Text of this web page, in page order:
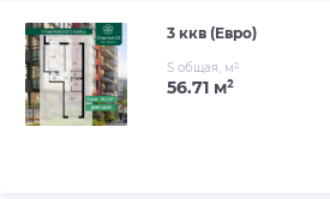
3 ккв (Евро)
S общая, м²
56.71 м²